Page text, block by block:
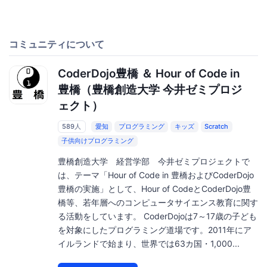
コミュニティについて
CoderDojo豊橋 ＆ Hour of Code in
豊橋（豊橋創造大学 今井ゼミプロジ
ェクト）
589人 愛知 プログラミング キッズ
Scratch
子供向けプログラミング
豊橋創造大学 経営学部 今井ゼミプロジェクトで
は、テーマ「Hour of Code in 豊橋およびCoderDojo
豊橋の実施」として、Hour of CodeとCoderDojo豊
橋等、若年層へのコンピュータサイエンス教育に関す
る活動をしています。 CoderDojoは7～17歳の子ども
を対象にしたプログラミング道場です。2011年にア
イルランドで始まり、世界では63カ国・1,000...